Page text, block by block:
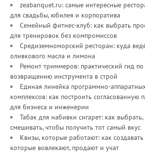
zeabanquet.ru: самые интересные
для свадьбы, юбилея и корпоратива
Семейный фитнес-клуб: как выбрать
для тренировок без компромиссов
Средиземноморский ресторан: куда
оливкового масла и лимона
Ремонт триммеров: практический гид по
возвращению инструмента в строй
Единая линейка программно-
комплексов: как построить согласованную
для бизнеса и инженерии
Табак для набивки сигарет: как
смешивать, чтобы получить тот самый вкус
Квизы, которые работают: как создавать
которые вовлекают, продают и учат